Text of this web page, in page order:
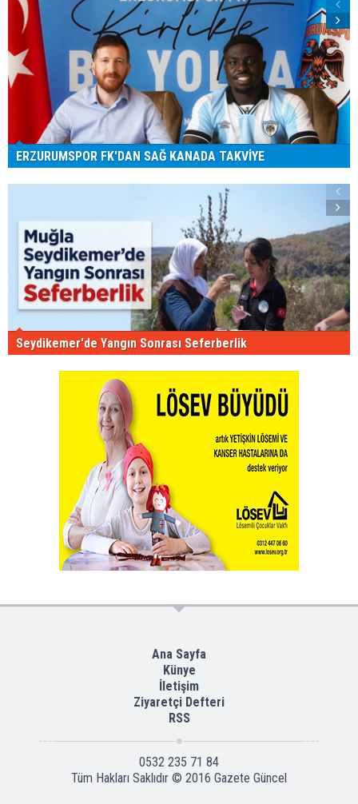
ERZURUMSPOR FK'DAN SAĞ KANADA TAKVİYE
Seydikemer'de Yangın Sonrası Seferberlik
Ana Sayfa
Künye
İletişim
Ziyaretçi Defteri
RSS
0532 235 71 84
Tüm Hakları Saklıdır © 2016 Gazete Güncel